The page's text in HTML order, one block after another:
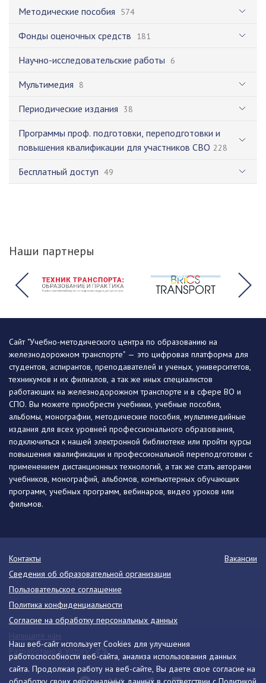
Методические пособия 574
Фонды оценочных средств 181
Научно-исследовательские работы 6
Мультимедия 8
Периодические издания 38
Программы проф. подготовки, переподготовки и
повышения квалификации для участников СВО 228
Бесплатный доступ 49
Наши партнеры
Наш веб-сайт использует Cookies для улучшения
работоспособности веб-сайта, анализа использования данных
сайта. Продолжая работу на веб-сайте, Вы даете свое согласие на
Сайт "Учебно-методического центра по образованию на
железнодорожном транспорте" — это цифровая платформа для
студентов, аспирантов, преподавателей и ученых, университетов,
техникумов и их филиалов, а так же иных специалистов
работающих на железнодорожном транспорте и в сфере ВО и
СПО. Вы можете приобрести учебники, учебные пособия,
альбомы, монографии, методические пособия, мультимедийные
издания для всех уровней профессионального образования,
подключиться к нашей электронной библиотеке или пройти курсы
повышения квалификации и профессиональной переподготовки с
применением дистанционных технологий, а так же стать авторами
учебников, монографий, альбомов, компьютерных обучающих
программ, учебных программ, вебинаров, видео уроков или
фильмов.
Контакты
Вакансии
Сведения об образовательной организации
Пользовательское соглашение
Политика конфиденциальности
Согласие на обработку персональных данных
Разработано в Victory